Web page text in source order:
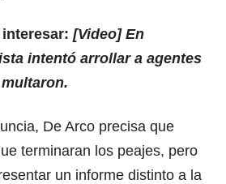
[Video] En
intentó arrollar a agentes
De Arco precisa que
terminaran los peajes, pero
un informe distinto a la